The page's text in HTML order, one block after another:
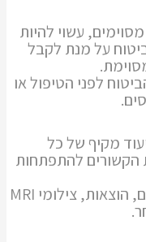
עשוי להיות
על מנת לקבל
לפני הטיפול או
מקיף של כל
הקשורים להתפתחות
זה יכול לכלול דו"חות רפואיים, הוצאות, צילומי MRI